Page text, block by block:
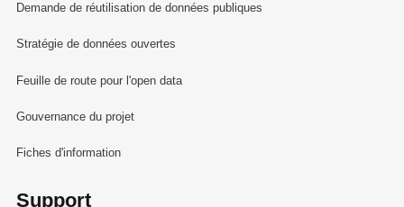
Demande de réutilisation de données publiques
Stratégie de données ouvertes
Feuille de route pour l'open data
Gouvernance du projet
Fiches d'information
Support